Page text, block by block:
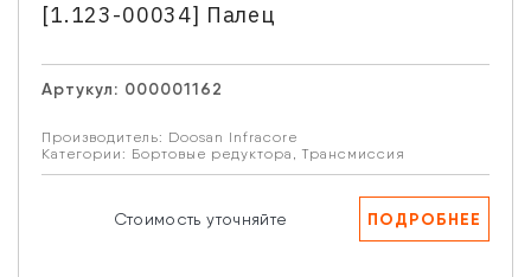
[1.123-00034] Палец
Артукул: 000001162
Производитель: Doosan Infracore
Категории: Бортовые редуктора , Трансмиссия
Стоимость уточняйте ПОДРОБНЕЕ